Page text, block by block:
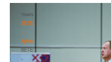
-
Чемпионат
BETERA
-
Кубок
BETERA
-